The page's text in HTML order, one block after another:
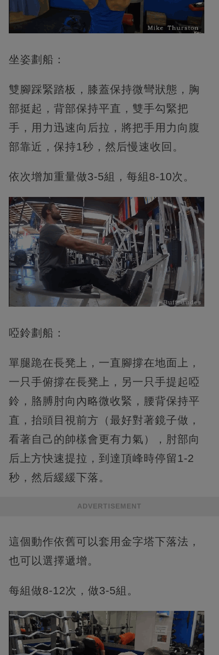
坐姿劃船：
雙腳踩緊踏板，膝蓋保持微彎狀態，胸
部挺起，背部保持平直，雙手勾緊把
手，用力迅速向后拉，將把手用力向腹
部靠近，保持1秒，然后慢速收回。
依次增加重量做3-5組，每組8-10次。
啞鈴劃船：
單腿跪在長凳上，一直腳撐在地面上，
一只手俯撐在長凳上，另一只手提起啞
鈴，胳膊肘向內略微收緊，腰背保持平
直，抬頭目視前方（最好對著鏡子做，
看著自己的帥樣會更有力氣），肘部向
后上方快速提拉，到達頂峰時停留1-2
秒，然后緩緩下落。
ADVERTISEMENT
這個動作依舊可以套用金字塔下落法，
也可以選擇遞增。
每組做8-12次，做3-5組。